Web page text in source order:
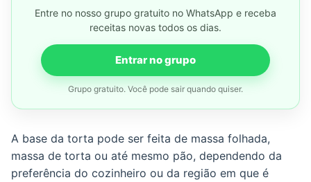
Entre no nosso grupo gratuito no WhatsApp e receba
receitas novas todos os dias.
Entrar no grupo
Grupo gratuito. Você pode sair quando quiser.
A base da torta pode ser feita de massa folhada,
massa de torta ou até mesmo pão, dependendo da
preferência do cozinheiro ou da região em que é